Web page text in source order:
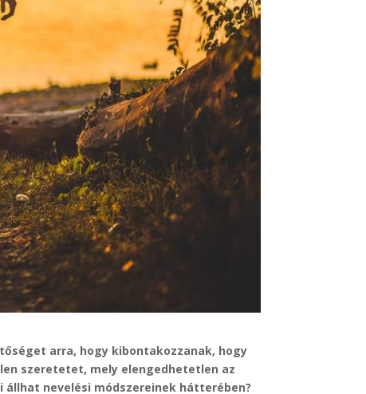
arra, hogy kibontakozzanak, hogy
szeretetet, mely elengedhetetlen az
nevelési módszereinek hátterében?